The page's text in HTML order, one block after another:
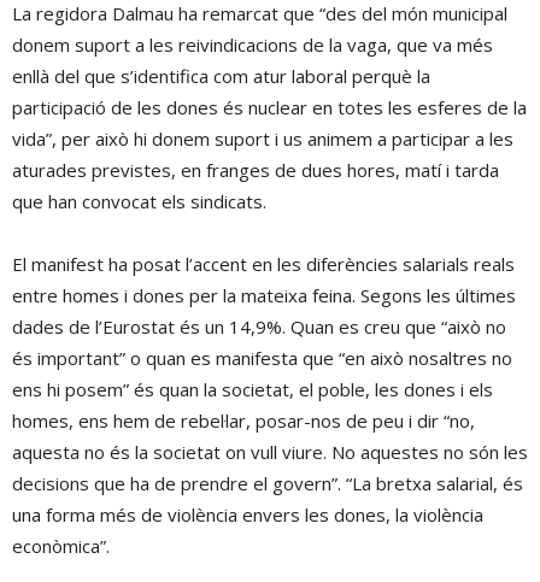
La regidora Dalmau ha remarcat que “des del món municipal
donem suport a les reivindicacions de la vaga, que va més
enllà del que s’identifica com atur laboral perquè la
participació de les dones és nuclear en totes les esferes de la
vida”, per això hi donem suport i us animem a participar a les
aturades previstes, en franges de dues hores, matí i tarda
que han convocat els sindicats.
El manifest ha posat l’accent en les diferències salarials reals
entre homes i dones per la mateixa feina. Segons les últimes
dades de l’Eurostat és un 14,9%. Quan es creu que “això no
és important” o quan es manifesta que “en això nosaltres no
ens hi posem” és quan la societat, el poble, les dones i els
homes, ens hem de rebel·lar, posar-nos de peu i dir “no,
aquesta no és la societat on vull viure. No aquestes no són les
decisions que ha de prendre el govern”. “La bretxa salarial, és
una forma més de violència envers les dones, la violència
econòmica”.